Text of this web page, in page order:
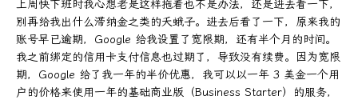
上周快下班时我心想老是这样拖着也不是办法，还是进去看一下，
别再给我出什么滞纳金之类的夭蛾子。进去后看了一下，原来我的
账号早已逾期，Google 给我设置了宽限期，还有半个月的时间。
我之前绑定的信用卡支付信息也过期了，导致没有续费。因为宽限
期，Google 给了我一年的半价优惠，我可以以一年 3 美金一个用
户的价格来使用一年的基础商业版（Business Starter）的服务，